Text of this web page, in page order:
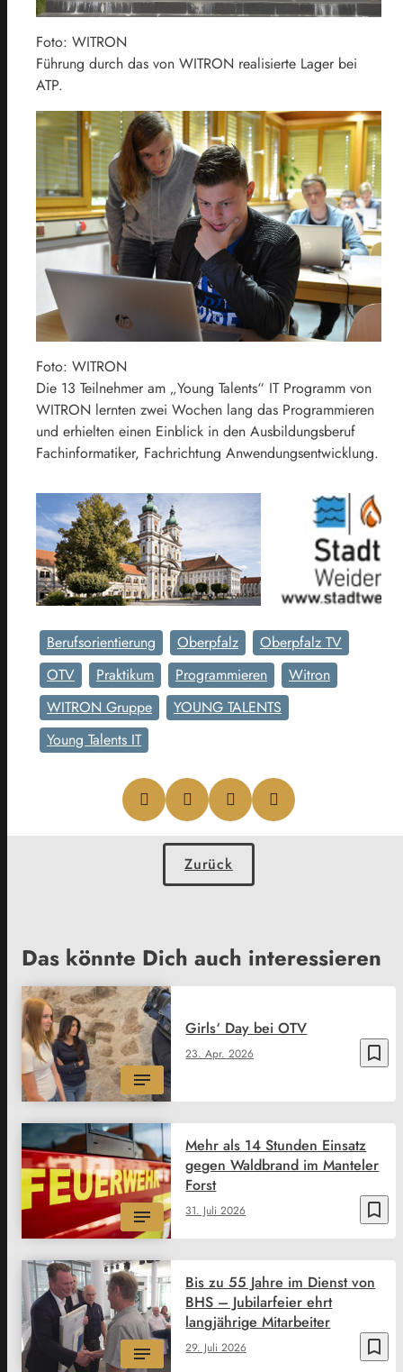
Foto: WITRON
Führung durch das von WITRON realisierte Lager bei
ATP.
Foto: WITRON
Die 13 Teilnehmer am „Young Talents“ IT Programm von
WITRON lernten zwei Wochen lang das Programmieren
und erhielten einen Einblick in den Ausbildungsberuf
Fachinformatiker, Fachrichtung Anwendungsentwicklung.
Berufsorientierung Oberpfalz
Oberpfalz TV
OTV
Praktikum Programmieren
Witron
WITRON Gruppe
YOUNG TALENTS
Young Talents IT
Zurück
Das könnte Dich auch interessieren
bookmark_border
23. Apr. 2026
Girls‘ Day bei OTV
bookmark_border
31. Juli 2026
Mehr als 14 Stunden Einsatz
gegen Waldbrand im Manteler
Forst
bookmark_border
29. Juli 2026
Bis zu 55 Jahre im Dienst von
BHS – Jubilarfeier ehrt
langjährige Mitarbeiter